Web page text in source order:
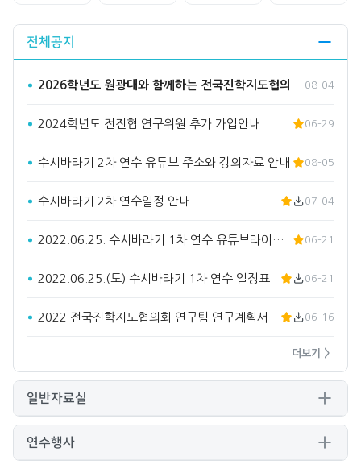
전체공지
2026학년도 원광대와 함께하는 전국진학지도협의회 수시바라기2… 08-04
2024학년도 전진협 연구위원 추가 가입안내 06-29
수시바라기 2차 연수 유튜브 주소와 강의자료 안내 08-05
수시바라기 2차 연수일정 안내 07-04
2022.06.25. 수시바라기 1차 연수 유튜브라이브 주소입… 06-21
2022.06.25.(토) 수시바라기 1차 연수 일정표 06-21
2022 전국진학지도협의회 연구팀 연구계획서(요약) 06-16
더보기 >
일반자료실
연수행사